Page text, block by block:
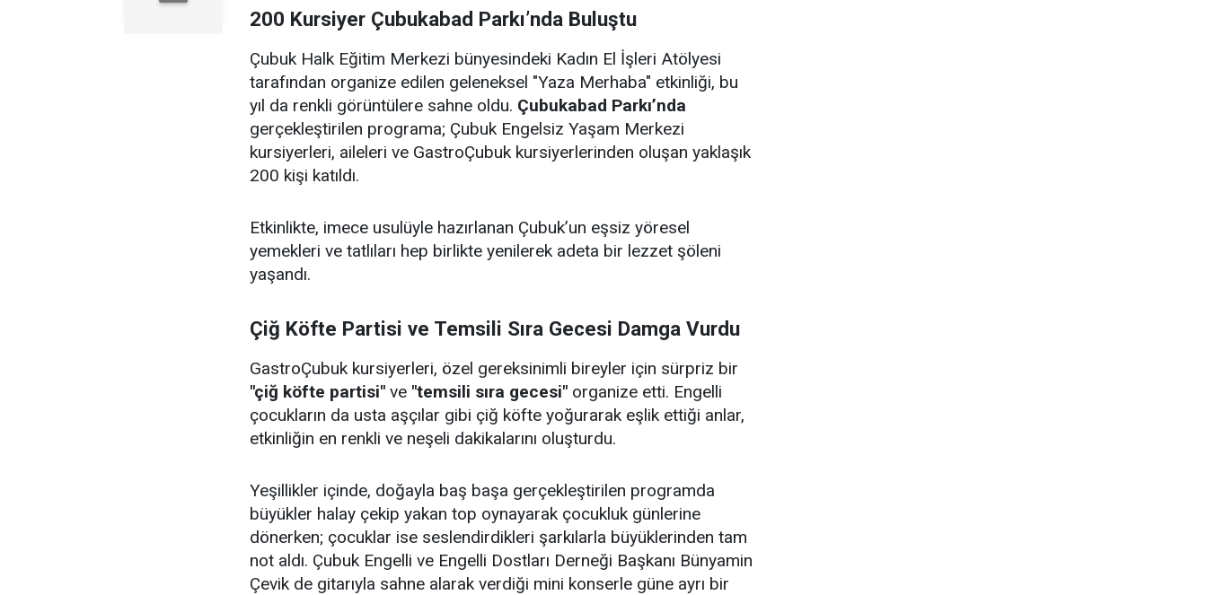
200 Kursiyer Çubukabad Parkı’nda Buluştu
Çubuk Halk Eğitim Merkezi bünyesindeki Kadın El İşleri Atölyesi
tarafından organize edilen geleneksel "Yaza Merhaba" etkinliği, bu
yıl da renkli görüntülere sahne oldu. Çubukabad Parkı’nda
gerçekleştirilen programa; Çubuk Engelsiz Yaşam Merkezi
kursiyerleri, aileleri ve GastroÇubuk kursiyerlerinden oluşan yaklaşık
200 kişi katıldı.
Etkinlikte, imece usulüyle hazırlanan Çubuk’un eşsiz yöresel
yemekleri ve tatlıları hep birlikte yenilerek adeta bir lezzet şöleni
yaşandı.
Çiğ Köfte Partisi ve Temsili Sıra Gecesi Damga Vurdu
GastroÇubuk kursiyerleri, özel gereksinimli bireyler için sürpriz bir
"çiğ köfte partisi" ve "temsili sıra gecesi" organize etti. Engelli
çocukların da usta aşçılar gibi çiğ köfte yoğurarak eşlik ettiği anlar,
etkinliğin en renkli ve neşeli dakikalarını oluşturdu.
Yeşillikler içinde, doğayla baş başa gerçekleştirilen programda
büyükler halay çekip yakan top oynayarak çocukluk günlerine
dönerken; çocuklar ise seslendirdikleri şarkılarla büyüklerinden tam
not aldı. Çubuk Engelli ve Engelli Dostları Derneği Başkanı Bünyamin
Çevik de gitarıyla sahne alarak verdiği mini konserle güne ayrı bir